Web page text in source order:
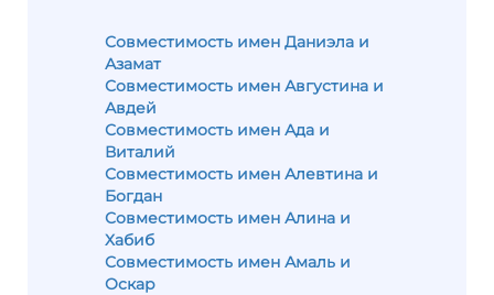
Совместимость имен Даниэла и
Азамат
Совместимость имен Августина и
Авдей
Совместимость имен Ада и
Виталий
Совместимость имен Алевтина и
Богдан
Совместимость имен Алина и
Хабиб
Совместимость имен Амаль и
Оскар